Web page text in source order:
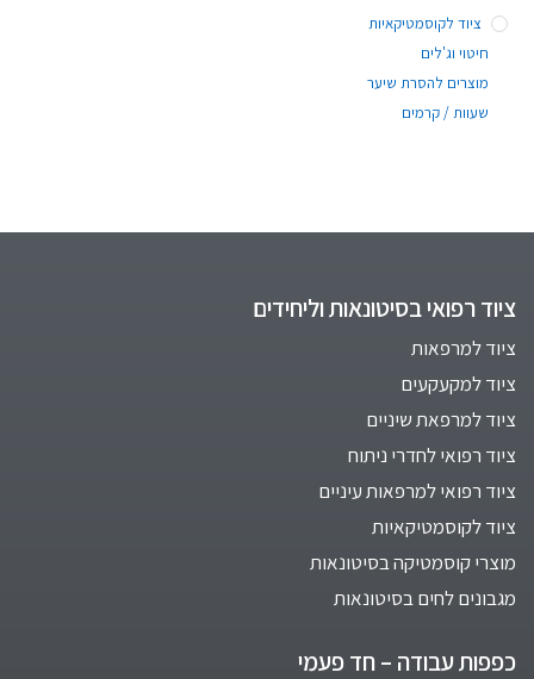
ציוד לקוסמטיקאיות
חיטוי וג'לים
מוצרים להסרת שיער
שעוות / קרמים
ציוד רפואי בסיטונאות וליחידים
ציוד למרפאות
ציוד למקעקעים
ציוד למרפאת שיניים
ציוד רפואי לחדרי ניתוח
ציוד רפואי למרפאות עיניים
ציוד לקוסמטיקאיות
מוצרי קוסמטיקה בסיטונאות
מגבונים לחים בסיטונאות
כפפות עבודה – חד פעמי